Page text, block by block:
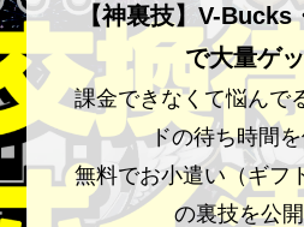
【神裏技】V-Bucks
で大量ゲ
課金できなくて悩んで
ドの待ち時間
無料でお小遣い（ギフ
の裏技を公